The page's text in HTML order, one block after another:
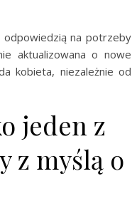
na potrzeby
aktualizowana o nowe
kobieta, niezależnie od
jeden z
z myślą o